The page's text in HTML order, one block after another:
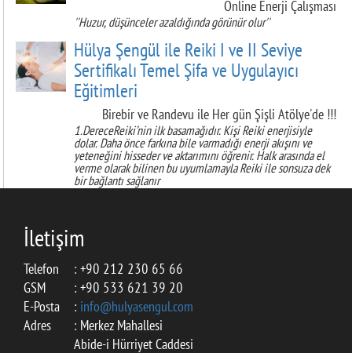
Online Enerji Çalışması
''Huzur, düşünceler azaldığında görünür olur''
Hülya Şengül ile Reiki I ve II Seviye
Sertifikalı Temel Şifa ve Uygulayıcı
Eğitimleri
Birebir ve Randevu ile Her gün Şişli Atölye'de !!!
1.DereceReiki’nin ilk basamağıdır. Kişi Reiki enerjisiyle
dolar. Daha önce farkına bile varmadığı enerji akışını ve
yeteneğini hisseder ve aktarımını öğrenir. Halk arasında el
verme olarak bilinen bu uyumlamayla Reiki ile sonsuza dek
bir bağlantı sağlanır
İletişim
Telefon
: +90 212 230 65 66
GSM
: +90 533 621 39 20
E-Posta
: info@hulyasengul.com
Adres
: Merkez Mahallesi
Abide-i Hürriyet Caddesi